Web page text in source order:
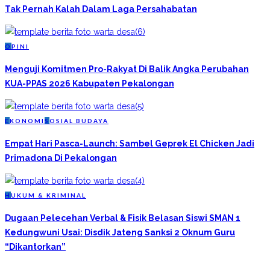
Tak Pernah Kalah Dalam Laga Persahabatan
O PINI
Menguji Komitmen Pro-Rakyat Di Balik Angka Perubahan
KUA-PPAS 2026 Kabupaten Pekalongan
EKONOMI S OSIAL BUDAYA
Empat Hari Pasca-Launch: Sambel Geprek El Chicken Jadi
Primadona Di Pekalongan
H UKUM & KRIMINAL
Dugaan Pelecehan Verbal & Fisik Belasan Siswi SMAN 1
Kedungwuni Usai: Disdik Jateng Sanksi 2 Oknum Guru
“Dikantorkan”